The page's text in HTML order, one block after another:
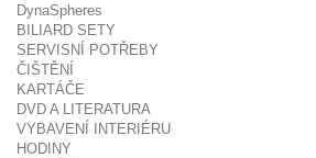
DynaSpheres
BILIARD SETY
SERVISNÍ POTŘEBY
ČIŠTĚNÍ
KARTÁČE
DVD A LITERATURA
VYBAVENÍ INTERIÉRU
HODINY